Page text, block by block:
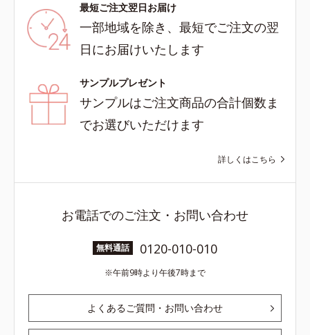
最短ご注文翌日お届け
一部地域を除き、最短でご注文の翌
日にお届けいたします
サンプルプレゼント
サンプルはご注文商品の合計個数ま
でお選びいただけます
詳しくはこちら
お電話でのご注文・お問い合わせ
無料通話 0120-010-010
午前9時より午後7時まで
よくあるご質問・お問い合わせ